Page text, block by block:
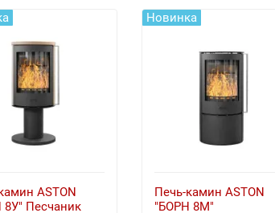
ASTON
8У" Песчаник
Новинка
Печь-камин ASTON
"БОРН 8М"